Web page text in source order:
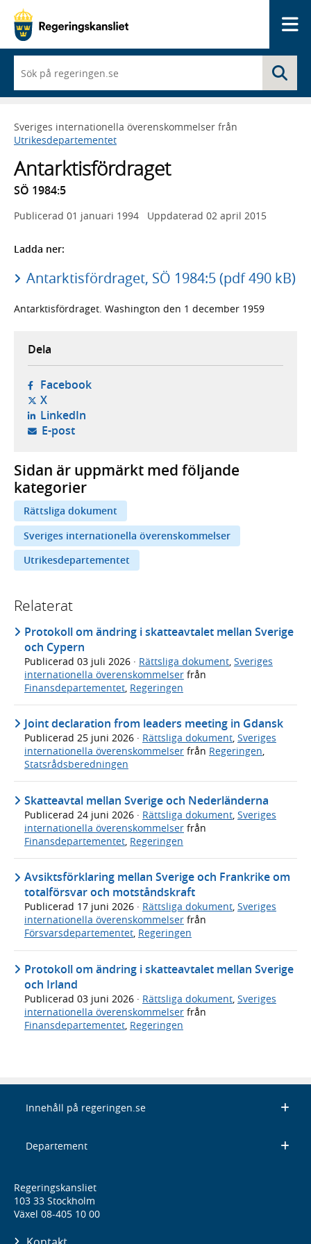
du
börjar
skriva
framträder
en
med
sökförslag
Sveriges internationella överenskommelser från
Utrikesdepartementet
Antarktisfördraget
SÖ 1984:5
Publicerad 01 januari 1994 Uppdaterad 02 april 2015
Ladda ner:
Antarktisfördraget, SÖ 1984:5 (pdf 490 kB)
Antarktisfördraget. Washington den 1 december 1959
Dela
Facebook- öppnas i ny flik, extern webbplats,
X- öppnas i ny flik, extern webbplats,
LinkedIn- öppnas i ny flik, extern webbplats,
E-post- öppnar din e-postklient,
Sidan är uppmärkt med följande
kategorier
Rättsliga dokument
Sveriges internationella överenskommelser
Utrikesdepartementet
Relaterat
Protokoll om ändring i skatteavtalet mellan Sverige
och Cypern
Publicerad 03 juli 2026 · Rättsliga dokument Sveriges
internationella överenskommelser från
Finansdepartementet Regeringen
Joint declaration from leaders meeting in Gdansk
Publicerad 25 juni 2026 · Rättsliga dokument, Sveriges
internationella överenskommelser från Regeringen,
Statsrådsberedningen
Skatteavtal mellan Sverige och Nederländerna
Publicerad 24 juni 2026 · Rättsliga dokument, Sveriges
internationella överenskommelser från
Finansdepartementet, Regeringen
Avsiktsförklaring mellan Sverige och Frankrike om
totalförsvar och motståndskraft
Publicerad 17 juni 2026 · Rättsliga dokument, Sveriges
internationella överenskommelser från
Försvarsdepartementet, Regeringen
Protokoll om ändring i skatteavtalet mellan Sverige
och Irland
Publicerad 03 juni 2026 · Rättsliga dokument, Sveriges
internationella överenskommelser från
Finansdepartementet, Regeringen
Innehåll på regeringen.se
Departement
Regeringskansliet
103 33 Stockholm
Växel 08-405 10 00